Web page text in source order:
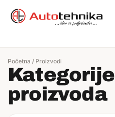
Početna / Proizvodi
Kategorije
proizvoda